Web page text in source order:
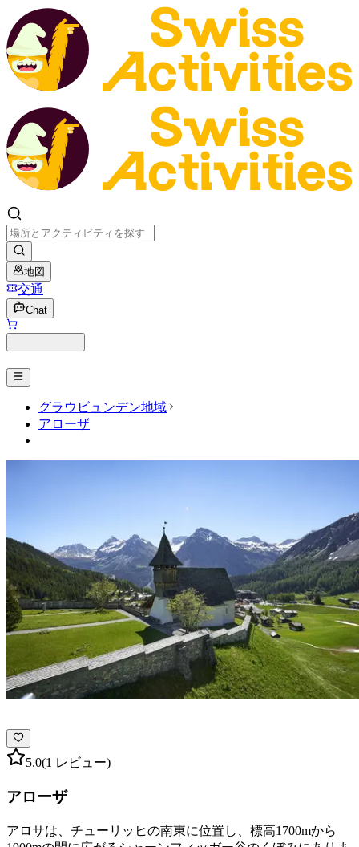
地図
交通
Chat
グラウビュンデン地域
アローザ
5.0(1 レビュー)
アローザ
アロサは、チューリッヒの南東に位置し、標高1700mから